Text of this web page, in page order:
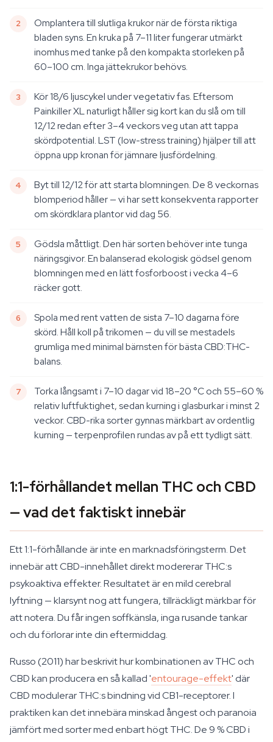
Omplantera till slutliga krukor när de första riktiga
bladen syns. En kruka på 7–11 liter fungerar utmärkt
inomhus med tanke på den kompakta storleken på
60–100 cm. Inga jättekrukor behövs.
Kör 18/6 ljuscykel under vegetativ fas. Eftersom
Painkiller XL naturligt håller sig kort kan du slå om till
12/12 redan efter 3–4 veckors veg utan att tappa
skördpotential. LST (low-stress training) hjälper till att
öppna upp kronan för jämnare ljusfördelning.
Byt till 12/12 för att starta blomningen. De 8 veckornas
blomperiod håller — vi har sett konsekventa rapporter
om skördklara plantor vid dag 56.
Gödsla måttligt. Den här sorten behöver inte tunga
näringsgivor. En balanserad ekologisk gödsel genom
blomningen med en lätt fosforboost i vecka 4–6
räcker gott.
Spola med rent vatten de sista 7–10 dagarna före
skörd. Håll koll på trikomen — du vill se mestadels
grumliga med minimal bärnsten för bästa CBD:THC-
balans.
Torka långsamt i 7–10 dagar vid 18–20 °C och 55–60 %
relativ luftfuktighet, sedan kurning i glasburkar i minst 2
veckor. CBD-rika sorter gynnas märkbart av ordentlig
kurning — terpenprofilen rundas av på ett tydligt sätt.
1:1-förhållandet mellan THC och CBD
— vad det faktiskt innebär
Ett 1:1-förhållande är inte en marknadsföringsterm. Det
innebär att CBD-innehållet direkt modererar THC:s
psykoaktiva effekter. Resultatet är en mild cerebral
lyftning — klarsynt nog att fungera, tillräckligt märkbar för
att notera. Du får ingen soffkänsla, inga rusande tankar
och du förlorar inte din eftermiddag.
Russo (2011) har beskrivit hur kombinationen av THC och
CBD kan producera en så kallad 'entourage-effekt' där
CBD modulerar THC:s bindning vid CB1-receptorer. I
praktiken kan det innebära minskad ångest och paranoia
jämfört med sorter med enbart högt THC. De 9 % CBD i